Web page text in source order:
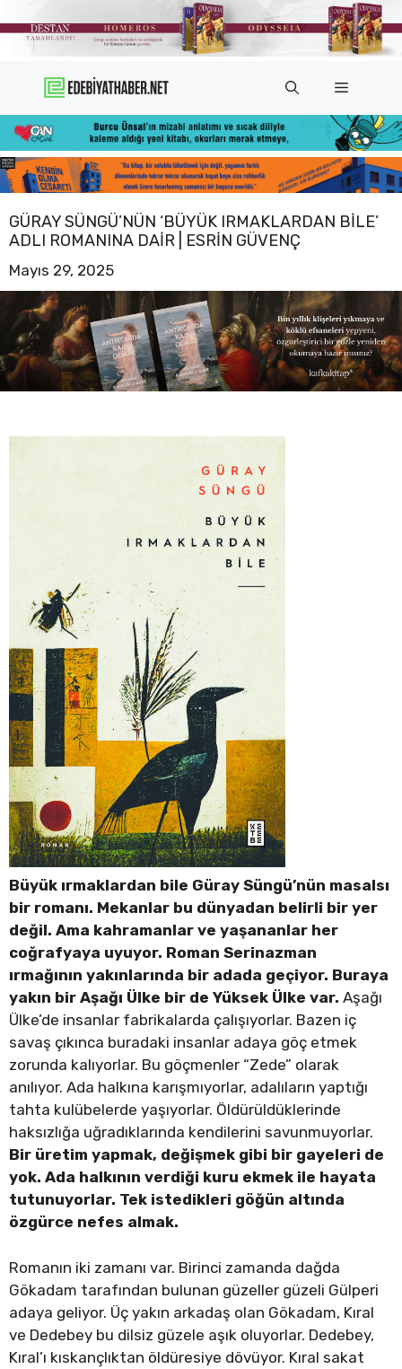
atla
Menü
GÜRAY SÜNGÜ’NÜN ‘BÜYÜK IRMAKLARDAN BILE’
ADLI ROMANINA DAIR | ESRIN GÜVENÇ
Mayıs 29, 2025
Büyük ırmaklardan bile Güray Süngü’nün masalsı
bir romanı. Mekanlar bu dünyadan belirli bir yer
değil. Ama kahramanlar ve yaşananlar her
coğrafyaya uyuyor. Roman Serinazman
ırmağının yakınlarında bir adada geçiyor. Buraya
yakın bir Aşağı Ülke bir de Yüksek Ülke var. Aşağı
Ülke’de insanlar fabrikalarda çalışıyorlar. Bazen iç
savaş çıkınca buradaki insanlar adaya göç etmek
zorunda kalıyorlar. Bu göçmenler “Zede” olarak
anılıyor. Ada halkına karışmıyorlar, adalıların yaptığı
tahta kulübelerde yaşıyorlar. Öldürüldüklerinde
haksızlığa uğradıklarında kendilerini savunmuyorlar.
Bir üretim yapmak, değişmek gibi bir gayeleri de
yok. Ada halkının verdiği kuru ekmek ile hayata
tutunuyorlar. Tek istedikleri göğün altında
özgürce nefes almak.
Romanın iki zamanı var. Birinci zamanda dağda
Gökadam tarafından bulunan güzeller güzeli Gülperi
adaya geliyor. Üç yakın arkadaş olan Gökadam, Kıral
ve Dedebey bu dilsiz güzele aşık oluyorlar. Dedebey,
Kıral’ı kıskançlıktan öldüresiye dövüyor. Kıral sakat